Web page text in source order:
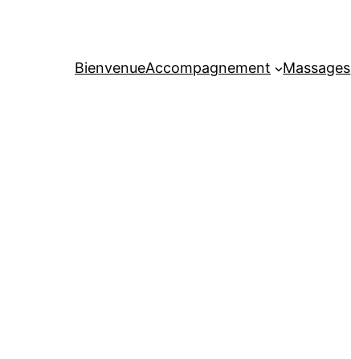
BienvenueAccompagnement Massages